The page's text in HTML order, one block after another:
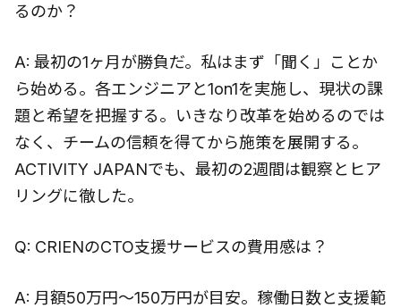
るのか？
A: 最初の1ヶ月が勝負だ。私はまず「聞く」ことか
ら始める。各エンジニアと1on1を実施し、現状の課
題と希望を把握する。いきなり改革を始めるのでは
なく、チームの信頼を得てから施策を展開する。
ACTIVITY JAPANでも、最初の2週間は観察とヒア
リングに徹した。
Q: CRIENのCTO支援サービスの費用感は？
A: 月額50万円〜150万円が目安。稼働日数と支援範